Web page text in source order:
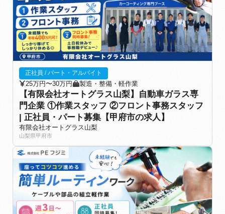
正社員 / パート・アルバイト
25万円〜30万円 製造・整備・軽作業
【有限会社オートグラス山梨】自動車ガラス専
門企業 ①作業スタッフ ②フロント事務スタッフ
| 正社員・パート募集【甲府市の求人】
有限会社オートグラス山梨
山梨県甲府市